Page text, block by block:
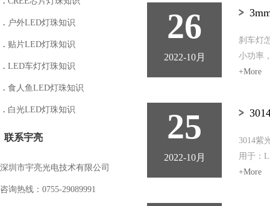
. 户外LED灯珠知识
. 贴片LED灯珠知识
. LED车灯灯珠知识
. 食人鱼LED灯珠知识
. 白光LED灯珠知识
联系宇亮
深圳市宇亮光电技术有限公司
咨询热线：0755-29089991
26
2022-10月
刹车灯
小功率
+More
25
2022-10月
3014紫
用于：
+More